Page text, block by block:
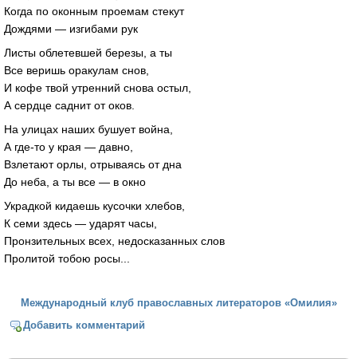
Когда по оконным проемам стекут
Дождями — изгибами рук
Листы облетевшей березы, а ты
Все веришь оракулам снов,
И кофе твой утренний снова остыл,
А сердце саднит от оков.
На улицах наших бушует война,
А где-то у края — давно,
Взлетают орлы, отрываясь от дна
До неба, а ты все — в окно
Украдкой кидаешь кусочки хлебов,
К семи здесь — ударят часы,
Пронзительных всех, недосказанных слов
Пролитой тобою росы...
Международный клуб православных литераторов «Омилия»
Добавить комментарий